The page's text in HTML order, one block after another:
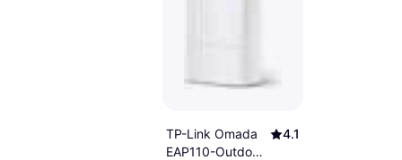
TP-Link Omada
EAP110-Outdoor
4.1